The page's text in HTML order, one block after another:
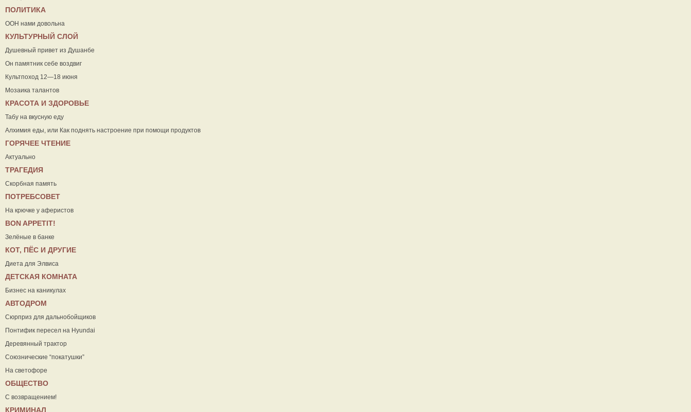
ПОЛИТИКА
ООН нами довольна
КУЛЬТУРНЫЙ СЛОЙ
Душевный привет из Душанбе
Он памятник себе воздвиг
Культпоход 12—18 июня
Мозаика талантов
КРАСОТА И ЗДОРОВЬЕ
Табу на вкусную еду
Алхимия еды, или Как поднять настроение при помощи продуктов
ГОРЯЧЕЕ ЧТЕНИЕ
Актуально
ТРАГЕДИЯ
Скорбная память
ПОТРЕБСОВЕТ
На крючке у аферистов
ВON APPETIT!
Зелёные в банке
КОТ, ПЁС И ДРУГИЕ
Диета для Элвиса
ДЕТСКАЯ КОМНАТА
Бизнес на каникулах
АВТОДРОМ
Сюрприз для дальнобойщиков
Понтифик пересел на Hyundai
Деревянный трактор
Союзнические “покатушки”
На светофоре
ОБЩЕСТВО
С возвращением!
КРИМИНАЛ